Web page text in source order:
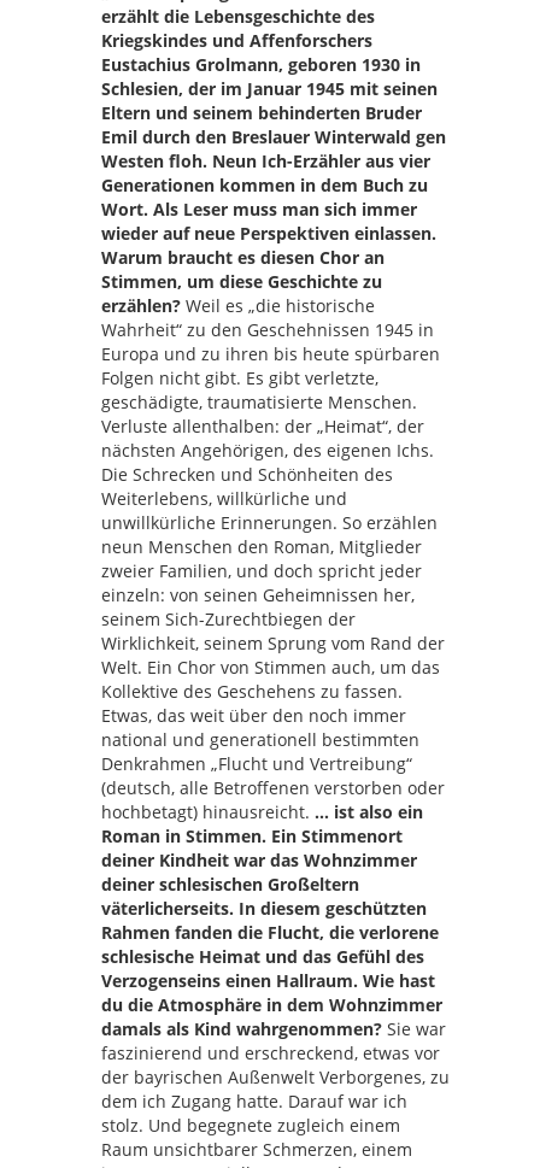
erzählt die Lebensgeschichte des
Kriegskindes und Affenforschers
Eustachius Grolmann, geboren 1930 in
Schlesien, der im Januar 1945 mit seinen
Eltern und seinem behinderten Bruder
Emil durch den Breslauer Winterwald gen
Westen floh. Neun Ich-Erzähler aus vier
Generationen kommen in dem Buch zu
Wort. Als Leser muss man sich immer
wieder auf neue Perspektiven einlassen.
Warum braucht es diesen Chor an
Stimmen, um diese Geschichte zu
erzählen? Weil es „die historische
Wahrheit“ zu den Geschehnissen 1945 in
Europa und zu ihren bis heute spürbaren
Folgen nicht gibt. Es gibt verletzte,
geschädigte, traumatisierte Menschen.
Verluste allenthalben: der „Heimat“, der
nächsten Angehörigen, des eigenen Ichs.
Die Schrecken und Schönheiten des
Weiterlebens, willkürliche und
unwillkürliche Erinnerungen. So erzählen
neun Menschen den Roman, Mitglieder
zweier Familien, und doch spricht jeder
einzeln: von seinen Geheimnissen her,
seinem Sich-Zurechtbiegen der
Wirklichkeit, seinem Sprung vom Rand der
Welt. Ein Chor von Stimmen auch, um das
Kollektive des Geschehens zu fassen.
Etwas, das weit über den noch immer
national und generationell bestimmten
Denkrahmen „Flucht und Vertreibung“
(deutsch, alle Betroffenen verstorben oder
hochbetagt) hinausreicht. … ist also ein
Roman in Stimmen. Ein Stimmenort
deiner Kindheit war das Wohnzimmer
deiner schlesischen Großeltern
väterlicherseits. In diesem geschützten
Rahmen fanden die Flucht, die verlorene
schlesische Heimat und das Gefühl des
Verzogenseins einen Hallraum. Wie hast
du die Atmosphäre in dem Wohnzimmer
damals als Kind wahrgenommen? Sie war
faszinierend und erschreckend, etwas vor
der bayrischen Außenwelt Verborgenes, zu
dem ich Zugang hatte. Darauf war ich
stolz. Und begegnete zugleich einem
Raum unsichtbarer Schmerzen, einem